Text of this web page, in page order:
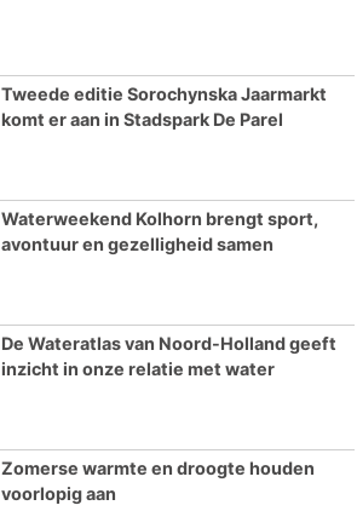
Tweede editie Sorochynska Jaarmarkt
komt er aan in Stadspark De Parel
Waterweekend Kolhorn brengt sport,
avontuur en gezelligheid samen
De Wateratlas van Noord-Holland geeft
inzicht in onze relatie met water
Zomerse warmte en droogte houden
voorlopig aan